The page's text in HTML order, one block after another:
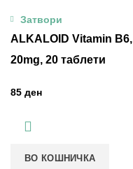
Затвори
ALKALOID Vitamin B6,
20mg, 20 таблети
ден
ВО КОШНИЧКА